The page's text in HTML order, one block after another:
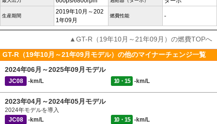
生産期間
2019年10月～202
1年09月
燃費性能 -
▲GT-R（19年10月～21年09月）の燃費TOPへ
GT-R（19年10月～21年09月モデル）の他のマイナーチェンジ一覧
2024年06月～2025年09月モデル
JC08 -km/L 10・15 -km/L
2023年04月～2024年05月モデル
2024年モデルを導入
JC08
-km/L 10・15 -km/L